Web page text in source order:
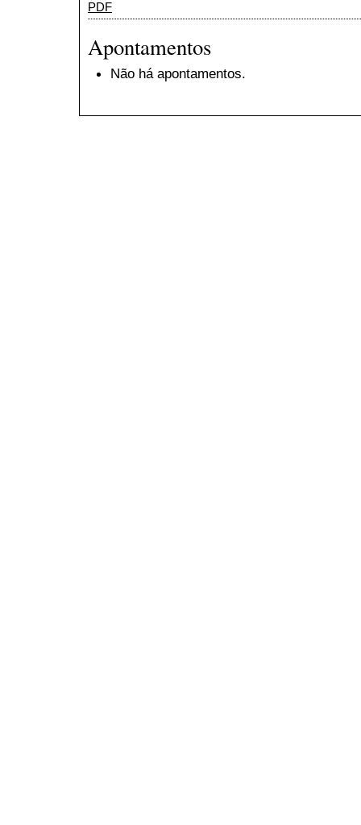
PDF
Apontamentos
Não há apontamentos.